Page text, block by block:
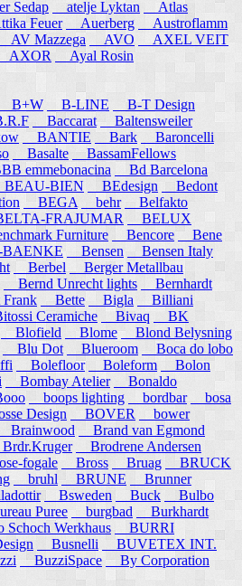
Sedap atelje Lyktan
Atlas
Feuer Auerberg
Austroflamm
AV Mazzega AVO
AXEL VEIT
AXOR Ayal Rosin
B+W B-LINE
B-T Design
Baccarat
Baltensweiler
BANTIE Bark
Baroncelli
Basalte
BassamFellows
emmebonacina
Bd Barcelona
BIEN BEdesign
Bedont
BEGA behr
Belfakto
FRAJUMAR
BELUX
Furniture Bencore
Bene
Bensen
Bensen Italy
Berbel
Berger Metallbau
Bernd Unrecht lights
Bernhardt
Bette Bigla
Billiani
Ceramiche Bivaq
BK
Blofield Blome Blond Belysning
Blu Dot Blueroom
Boca do lobo
Bolefloor Boleform
Bolon
Bombay Atelier
Bonaldo
boops lighting bordbar
bosa
Design BOVER
bower
Brainwood
Brand van Egmond
Brodrene Andersen
fogale Bross Bruag
BRUCK
bruhl BRUNE
Brunner
Bsweden Buck
Bulbo
Puree burgbad
Burkhardt
Werkhaus
BURRI
Busnelli
BUVETEX INT.
BuzziSpace By Corporation